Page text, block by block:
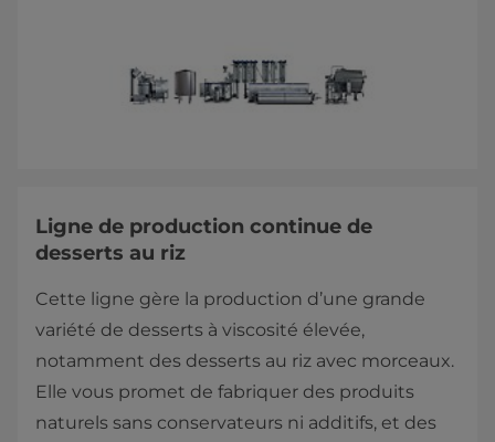
Ligne de production continue de
desserts au riz
Cette ligne gère la production d’une grande
variété de desserts à viscosité élevée,
notamment des desserts au riz avec morceaux.
Elle vous promet de fabriquer des produits
naturels sans conservateurs ni additifs, et des